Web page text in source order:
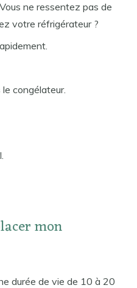
ne ressentez pas de
votre réfrigérateur ?
le congélateur.
mon
durée de vie de 10 à 20